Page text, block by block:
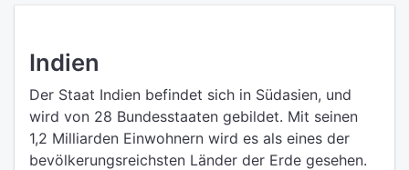
Indien
Der Staat Indien befindet sich in Südasien, und
wird von 28 Bundesstaaten gebildet. Mit seinen
1,2 Milliarden Einwohnern wird es als eines der
bevölkerungsreichsten Länder der Erde gesehen.